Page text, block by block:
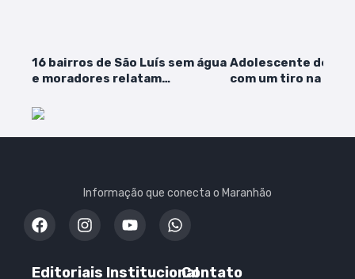
16 bairros de São Luís sem água
e moradores relatam
Adolescente de 13
com um tiro na
Informação que conecta o Maranhão
Editoriais InstitucionalContato